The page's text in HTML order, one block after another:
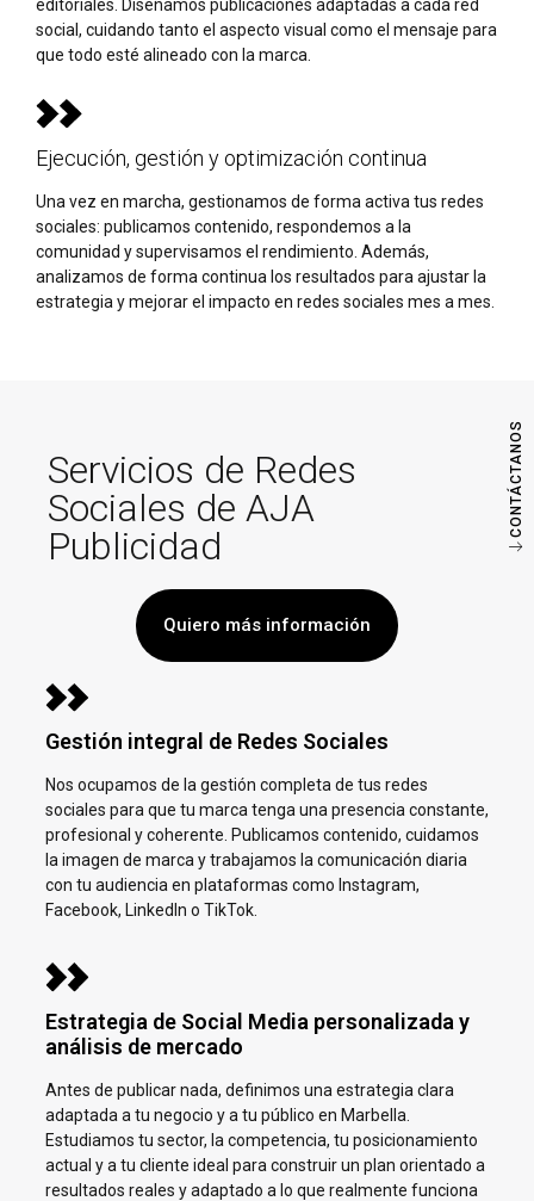
CONTÁCTANOS
editoriales. Diseñamos publicaciones adaptadas a cada red
social, cuidando tanto el aspecto visual como el mensaje para
que todo esté alineado con la marca.
Ejecución, gestión y optimización continua
Una vez en marcha, gestionamos de forma activa tus redes
sociales: publicamos contenido, respondemos a la
comunidad y supervisamos el rendimiento. Además,
analizamos de forma continua los resultados para ajustar la
estrategia y mejorar el impacto en redes sociales mes a mes.
Servicios de Redes
Sociales de AJA
Publicidad
Quiero más información
Gestión integral de Redes Sociales
Nos ocupamos de la gestión completa de tus redes
sociales para que tu marca tenga una presencia constante,
profesional y coherente. Publicamos contenido, cuidamos
la imagen de marca y trabajamos la comunicación diaria
con tu audiencia en plataformas como Instagram,
Facebook, LinkedIn o TikTok.
Estrategia de Social Media personalizada y
análisis de mercado
Antes de publicar nada, definimos una estrategia clara
adaptada a tu negocio y a tu público en Marbella.
Estudiamos tu sector, la competencia, tu posicionamiento
actual y a tu cliente ideal para construir un plan orientado a
resultados reales y adaptado a lo que realmente funciona